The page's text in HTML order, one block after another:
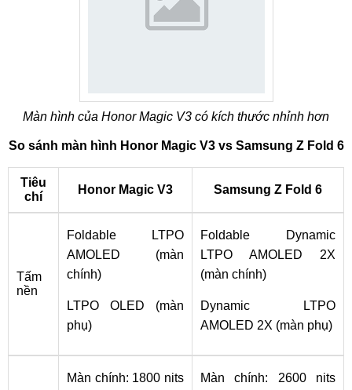
Màn hình của Honor Magic V3 có kích thước nhỉnh hơn
So sánh màn hình Honor Magic V3 vs Samsung Z Fold 6
Tiêu
chí
Honor Magic V3 Samsung Z Fold 6
Tấm
nền
Foldable LTPO
AMOLED (màn
chính)
LTPO OLED (màn
phụ)
Foldable Dynamic
LTPO AMOLED 2X
(màn chính)
Dynamic LTPO
AMOLED 2X (màn phụ)
Màn chính: 1800 nits
Màn chính: 2600 nits